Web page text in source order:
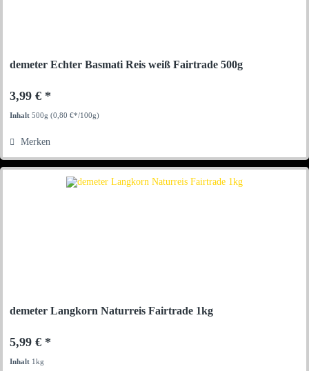
demeter Echter Basmati Reis weiß Fairtrade 500g
3,99 € *
Inhalt500g(0,80 €*/100g)
Merken
demeter Langkorn Naturreis Fairtrade 1kg
5,99 € *
Inhalt 1kg